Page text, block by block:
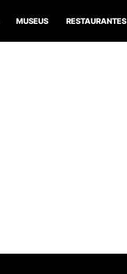
MUSEUS RESTAURANTES